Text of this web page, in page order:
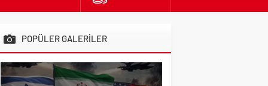
EURO
ALTIN
POPÜLER GALERİLER